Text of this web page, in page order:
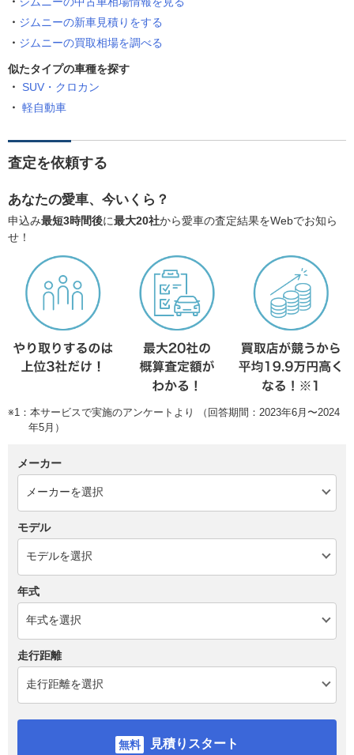
ジムニーの新車見積りをする
ジムニーの買取相場を調べる
似たタイプの車種を探す
SUV・クロカン
軽自動車
査定を依頼する
あなたの愛車、今いくら？
申込み最短3時間後に最大20社から愛車の査定結果をWebでお知ら
せ！
※1：本サービスで実施のアンケートより （回答期間：2023年6月〜2024
年5月）
メーカー
モデル
年式
走行距離
見積りスタート